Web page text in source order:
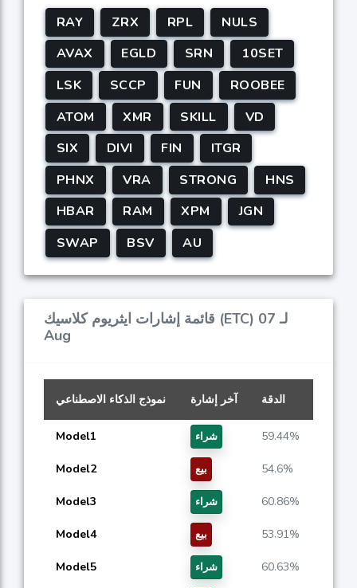
RAY ZRX RPL
NULS
AVAX
EGLD SRN
10SET
LSK
SCCP FUN
ROOBEE
ATOM
XMR SKILL
VD
SIX
DIVI FIN
ITGR
PHNX
VRA STRONG
HNS
HBAR
RAM XPM
JGN
SWAP
BSV AU
قائمة إشارات ايثريوم كلاسيك (ETC) لـ 07
Aug
نموذج الذكاء الاصطناعي آخر إشارة الدقة
Model1 شراء 59.44%
Model2 بيع 54.6%
Model3 شراء 60.86%
Model4 بيع 53.91%
Model5 شراء 60.63%